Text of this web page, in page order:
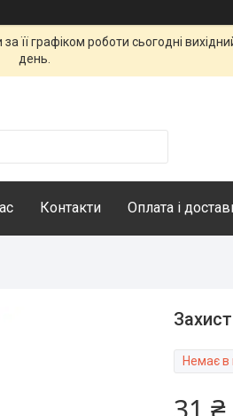
її графіком роботи сьогодні
день.
Контакти Оплата і
Немає в